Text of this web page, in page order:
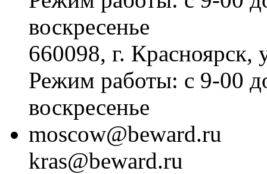
воскресенье
660098, г.
Режим работы: с 9-00
воскресенье
moscow@beward.ru
kras@beward.ru